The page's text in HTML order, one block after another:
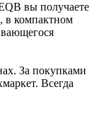
вы получаете
в компактном
За покупками
Всегда